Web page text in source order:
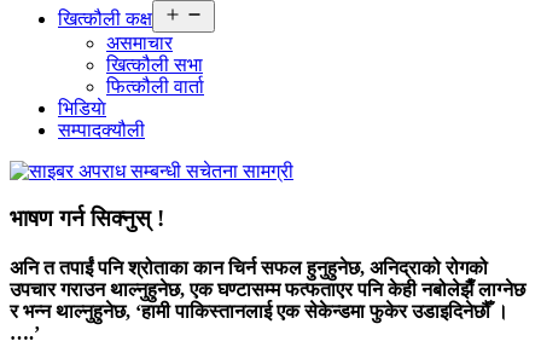
खित्कौली कक्ष
menu
असमाचार
खित्कौली सभा
फित्कौली वार्ता
भिडियाे
सम्पादक्यौली
भाषण गर्न सिक्नुस् !
अनि त तपाईं पनि श्रोताका कान चिर्न सफल हुनुहुनेछ, अनिद्राको रोगको
उपचार गराउन थाल्नुहुनेछ, एक घण्टासम्म फत्फताएर पनि केही नबोलेझैँ लाग्नेछ
र भन्न थाल्नुहुनेछ, ‘हामी पाकिस्तानलाई एक सेकेन्डमा फुकेर उडाइदिनेछौँ ।
….’